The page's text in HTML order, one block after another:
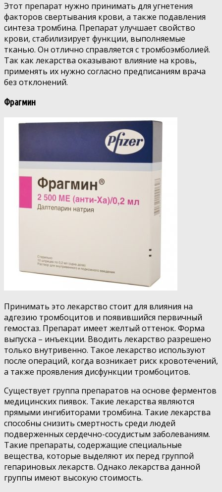
Этот препарат нужно принимать для угнетения
факторов свертывания крови, а также подавления
синтеза тромбина. Препарат улучшает свойство
крови, стабилизирует функции, выполняемые
тканью. Он отлично справляется с тромбоэмболией.
Так как лекарства оказывают влияние на кровь,
применять их нужно согласно предписаниям врача
без отклонений.
Фрагмин
Принимать это лекарство стоит для влияния на
адгезию тромбоцитов и появившийся первичный
гемостаз. Препарат имеет желтый оттенок. Форма
выпуска – инъекции. Вводить лекарство разрешено
только внутривенно. Такое лекарство используют
после операций, когда возникает риск кровотечений,
а также проявления дисфункции тромбоцитов.
Существует группа препаратов на основе ферментов
медицинских пиявок. Такие лекарства являются
прямыми ингибиторами тромбина. Такие лекарства
способны снизить смертность среди людей
подверженных сердечно-сосудистым заболеваниям.
Такие препараты, содержащие специальные
вещества, которые выделяют их перед группой
гепариновых лекарств. Однако лекарства данной
группы имеют высокую стоимость.